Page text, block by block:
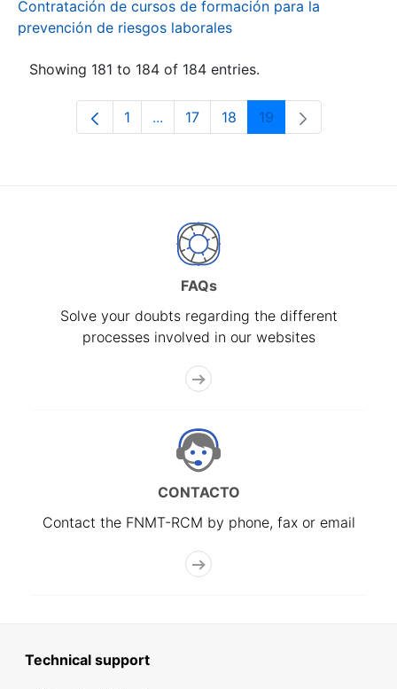
Contratación de cursos de formación para la
prevención de riesgos laborales
Showing 181 to 184 of 184 entries.
Page
1 ...Intermediate Pages Use TAB to
Page
17 Page
18 Page
19
FAQs
Solve your doubts regarding the different
processes involved in our websites
CONTACTO
Contact the FNMT-RCM by phone, fax or email
Technical support